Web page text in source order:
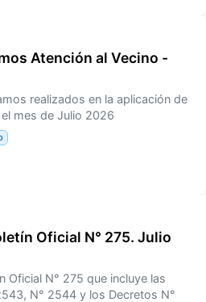
Atención al Vecino -
realizados en la aplicación de
mes de Julio 2026
Oficial N° 275. Julio
Oficial N° 275 que incluye las
N° 2544 y los Decretos N°